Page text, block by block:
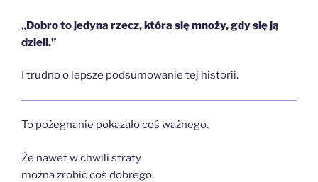
„Dobro to jedyna rzecz, która się mnoży, gdy się ją
dzieli.”
I trudno o lepsze podsumowanie tej historii.
To pożegnanie pokazało coś ważnego.
Że nawet w chwili straty
można zrobić coś dobrego.